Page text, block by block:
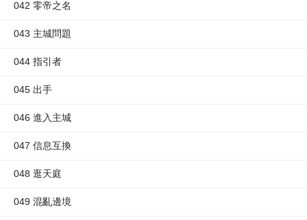
042 零帝之名
043 主城問題
044 指引者
045 出手
046 進入主城
047 信息互換
048 逛天庭
049 混亂邊境